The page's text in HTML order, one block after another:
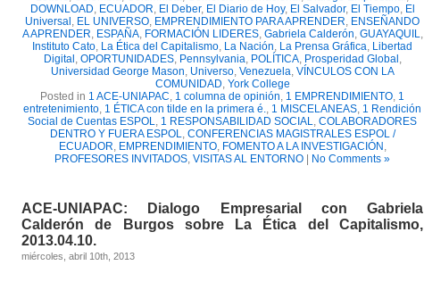
DOWNLOAD, ECUADOR, El Deber, El Diario de Hoy, El Salvador, El Tiempo, El
Universal , EL UNIVERSO, EMPRENDIMIENTO PARA APRENDER, ENSEÑANDO
A APRENDER, ESPAÑA, FORMACIÓN LIDERES, Gabriela Calderón, GUAYAQUIL,
Instituto Cato, La Ética del Capitalismo, La Nación, La Prensa Gráfica, Libertad
Digital , OPORTUNIDADES, Pennsylvania, POLÍTICA, Prosperidad Global ,
Universidad George Mason, Universo, Venezuela, VÍNCULOS CON LA
COMUNIDAD, York College
Posted in 1 ACE-UNIAPAC, 1 columna de opinión, 1 EMPRENDIMIENTO, 1
entretenimiento, 1 ÉTICA con tilde en la primera é., 1 MISCELANEAS, 1 Rendición
Social de Cuentas ESPOL, 1 RESPONSABILIDAD SOCIAL, COLABORADORES
DENTRO Y FUERA ESPOL, CONFERENCIAS MAGISTRALES ESPOL /
ECUADOR, EMPRENDIMIENTO, FOMENTO A LA INVESTIGACIÓN ,
PROFESORES INVITADOS, VISITAS AL ENTORNO No Comments »
ACE-UNIAPAC: Dialogo Empresarial con Gabriela
Calderón de Burgos sobre La Ética del Capitalismo,
2013.04.10.
miércoles, abril 10th, 2013